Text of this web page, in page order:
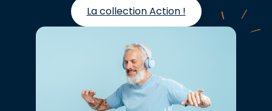
La collection Action !